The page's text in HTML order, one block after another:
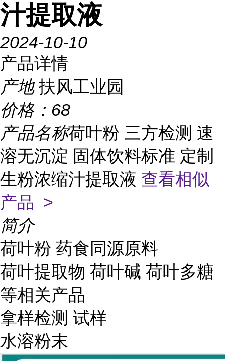
汁提取液
2024-10-10
产品详情
产地 扶风工业园
价格： 68
产品名称荷叶粉 三方检测 速
溶无沉淀 固体饮料标准 定制
生粉浓缩汁提取液 查看相似
产品 >
简介
荷叶粉 药食同源原料
荷叶提取物 荷叶碱 荷叶多糖
等相关产品
拿样检测 试样
水溶粉末